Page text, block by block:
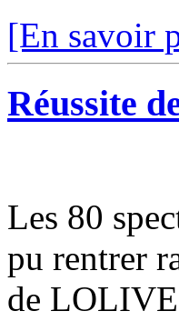
[En savoir
Réussite
Les 80
pu rentrer
de LOLIVE